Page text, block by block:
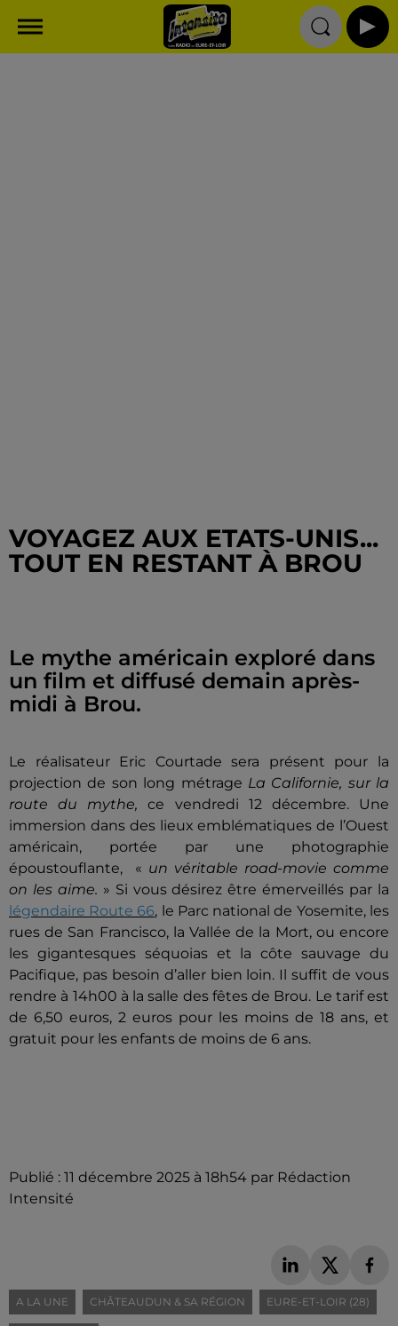
VOYAGEZ AUX ETATS-UNIS...
TOUT EN RESTANT À BROU
Le mythe américain exploré dans
un film et diffusé demain après-
midi à Brou.
Le réalisateur Eric Courtade sera présent pour la
projection de son long métrage La Californie, sur la
route du mythe,ce vendredi 12 décembre. Une
immersion dans des lieux emblématiques de l’Ouest
américain, portée par une photographie
époustouflante, « un véritable road-movie comme
on les aime. » Si vous désirez être émerveillés par la
légendaire Route 66, le Parc national de Yosemite, les
rues de San Francisco, la Vallée de la Mort, ou encore
les gigantesques séquoias et la côte sauvage du
Pacifique, pas besoin d’aller bien loin. Il suffit de vous
rendre à 14h00 à la salle des fêtes de Brou. Le tarif est
de 6,50 euros, 2 euros pour les moins de 18 ans, et
gratuit pour les enfants de moins de 6 ans.
Publié : 11 décembre 2025 à 18h54 par Rédaction
Intensité
A LA UNE CHÂTEAUDUN & SA RÉGION EURE-ET-LOIR (28)